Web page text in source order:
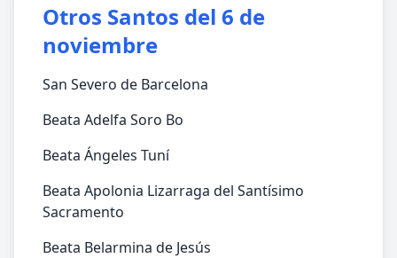
Otros Santos del 6 de
noviembre
San Severo de Barcelona
Beata Adelfa Soro Bo
Beata Ángeles Tuní
Beata Apolonia Lizarraga del Santísimo
Sacramento
Beata Belarmina de Jesús